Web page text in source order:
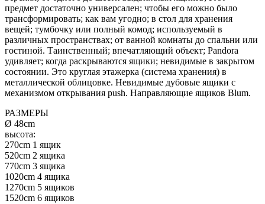
предмет достаточно универсален; чтобы его можно было
трансформировать; как вам угодно; в стол для хранения
вещей; тумбочку или полный комод; используемый в
различных пространствах; от ванной комнаты до спальни или
гостиной. Таинственный; впечатляющий объект; Pandora
удивляет; когда раскрываются ящики; невидимые в закрытом
состоянии. Это круглая этажерка (система хранения) в
металлической облицовке. Невидимые дубовые ящики с
механизмом открывания push. Направляющие ящиков Blum.
РАЗМЕРЫ
Ø 48cm
высота:
270cm 1 ящик
520cm 2 ящика
770cm 3 ящика
1020cm 4 ящика
1270cm 5 ящиков
1520cm 6 ящиков